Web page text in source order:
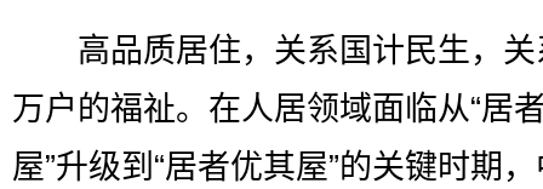
高品质居住，关系国计民生，关
万户的福祉。在人居领域面临从“居
屋”升级到“居者优其屋”的关键时期